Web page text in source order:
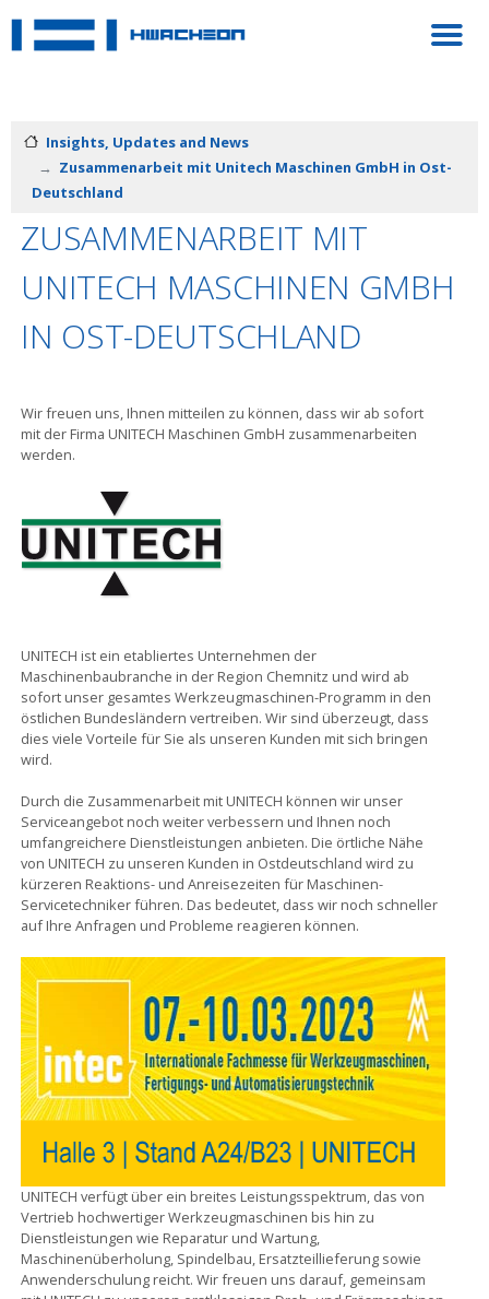
Insights, Updates and News
Zusammenarbeit mit Unitech Maschinen GmbH in Ost-
Deutschland
ZUSAMMENARBEIT MIT
UNITECH MASCHINEN GMBH
IN OST-DEUTSCHLAND
Wir freuen uns, Ihnen mitteilen zu können, dass wir ab sofort
mit der Firma UNITECH Maschinen GmbH zusammenarbeiten
werden.
UNITECH ist ein etabliertes Unternehmen der
Maschinenbaubranche in der Region Chemnitz und wird ab
sofort unser gesamtes Werkzeugmaschinen-Programm in den
östlichen Bundesländern vertreiben. Wir sind überzeugt, dass
dies viele Vorteile für Sie als unseren Kunden mit sich bringen
wird.
Durch die Zusammenarbeit mit UNITECH können wir unser
Serviceangebot noch weiter verbessern und Ihnen noch
umfangreichere Dienstleistungen anbieten. Die örtliche Nähe
von UNITECH zu unseren Kunden in Ostdeutschland wird zu
kürzeren Reaktions- und Anreisezeiten für Maschinen-
Servicetechniker führen. Das bedeutet, dass wir noch schneller
auf Ihre Anfragen und Probleme reagieren können.
UNITECH verfügt über ein breites Leistungsspektrum, das von
Vertrieb hochwertiger Werkzeugmaschinen bis hin zu
Dienstleistungen wie Reparatur und Wartung,
Maschinenüberholung, Spindelbau, Ersatzteillieferung sowie
Anwenderschulung reicht. Wir freuen uns darauf, gemeinsam